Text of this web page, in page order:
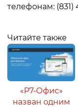
телефонам: (831)
Читайте также
«Р7-Офис»
назван одним